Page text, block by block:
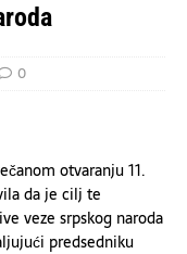
0
otvaranju 11.
da je cilj te
veze srpskog naroda
predsedniku